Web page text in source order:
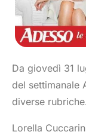
Da giovedì 31
del settimanale
diverse
Lorella